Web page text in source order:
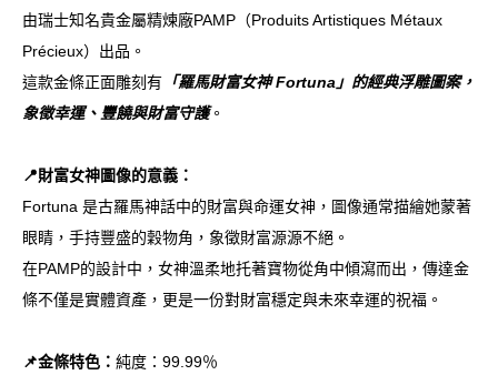
由瑞士知名貴金屬精煉廠PAMP（Produits Artistiques Métaux
Précieux）出品。
這款金條正面雕刻有 「羅馬財富女神 Fortuna」的經典浮雕圖案，
象徵幸運、豐饒與財富守護。
📍財富女神圖像的意義：
Fortuna 是古羅馬神話中的財富與命運女神，圖像通常描繪她蒙著
眼睛，手持豐盛的穀物角，象徵財富源源不絕。
在PAMP的設計中，女神溫柔地托著寶物從角中傾瀉而出，傳達金
條不僅是實體資產，更是一份對財富穩定與未來幸運的祝福。
📌金條特色： 純度：99.99％